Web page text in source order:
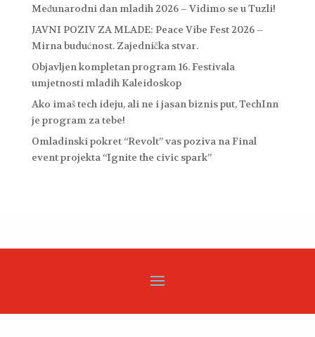
Međunarodni dan mladih 2026 – Vidimo se u Tuzli!
JAVNI POZIV ZA MLADE: Peace Vibe Fest 2026 –
Mirna budućnost. Zajednička stvar.
Objavljen kompletan program 16. Festivala
umjetnosti mladih Kaleidoskop
Ako imaš tech ideju, ali ne i jasan biznis put, TechInn
je program za tebe!
Omladinski pokret “Revolt” vas poziva na Final
event projekta “Ignite the civic spark”